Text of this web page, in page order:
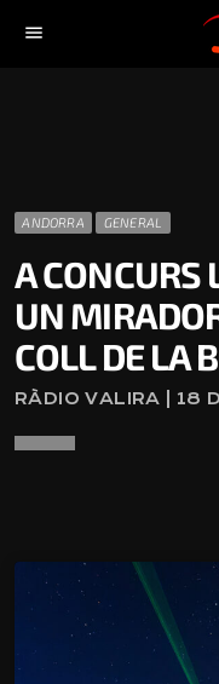
menu
ANDORRA GENERAL
A CONCURS
UN
COLL DE LA
RÀDIO VALIRA | 18